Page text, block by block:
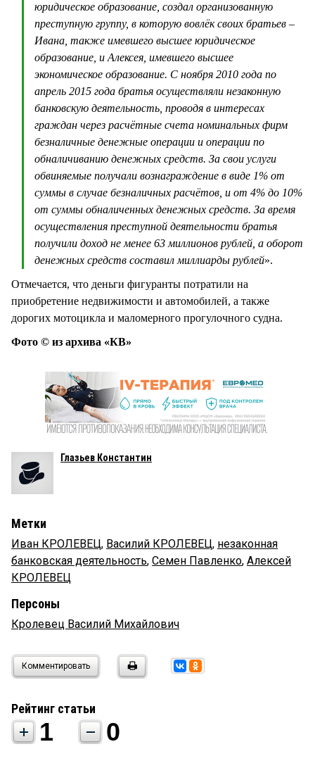
юридическое образование, создал организованную
преступную группу, в которую вовлёк своих братьев –
Ивана, также имевшего высшее юридическое
образование, и Алексея, имевшего высшее
экономическое образование. С ноября 2010 года по
апрель 2015 года братья осуществляли незаконную
банковскую деятельность, проводя в интересах
граждан через расчётные счета номинальных фирм
безналичные денежные операции и операции по
обналичиванию денежных средств. За свои услуги
обвиняемые получали вознаграждение в виде 1% от
суммы в случае безналичных расчётов, и от 4% до 10%
от суммы обналиченных денежных средств. За время
осуществления преступной деятельности братья
получили доход не менее 63 миллионов рублей, а оборот
денежных средств составил миллиарды рублей».
Отмечается, что деньги фигуранты потратили на
приобретение недвижимости и автомобилей, а также
дорогих мотоцикла и маломерного прогулочного судна.
Фото © из архива «КВ»
Глазьев Константин
Метки
Иван КРОЛЕВЕЦ, Василий КРОЛЕВЕЦ, незаконная
банковская деятельность, Семен Павленко, Алексей
КРОЛЕВЕЦ
Персоны
Кролевец Василий Михайлович
Комментировать
Рейтинг статьи
1 0